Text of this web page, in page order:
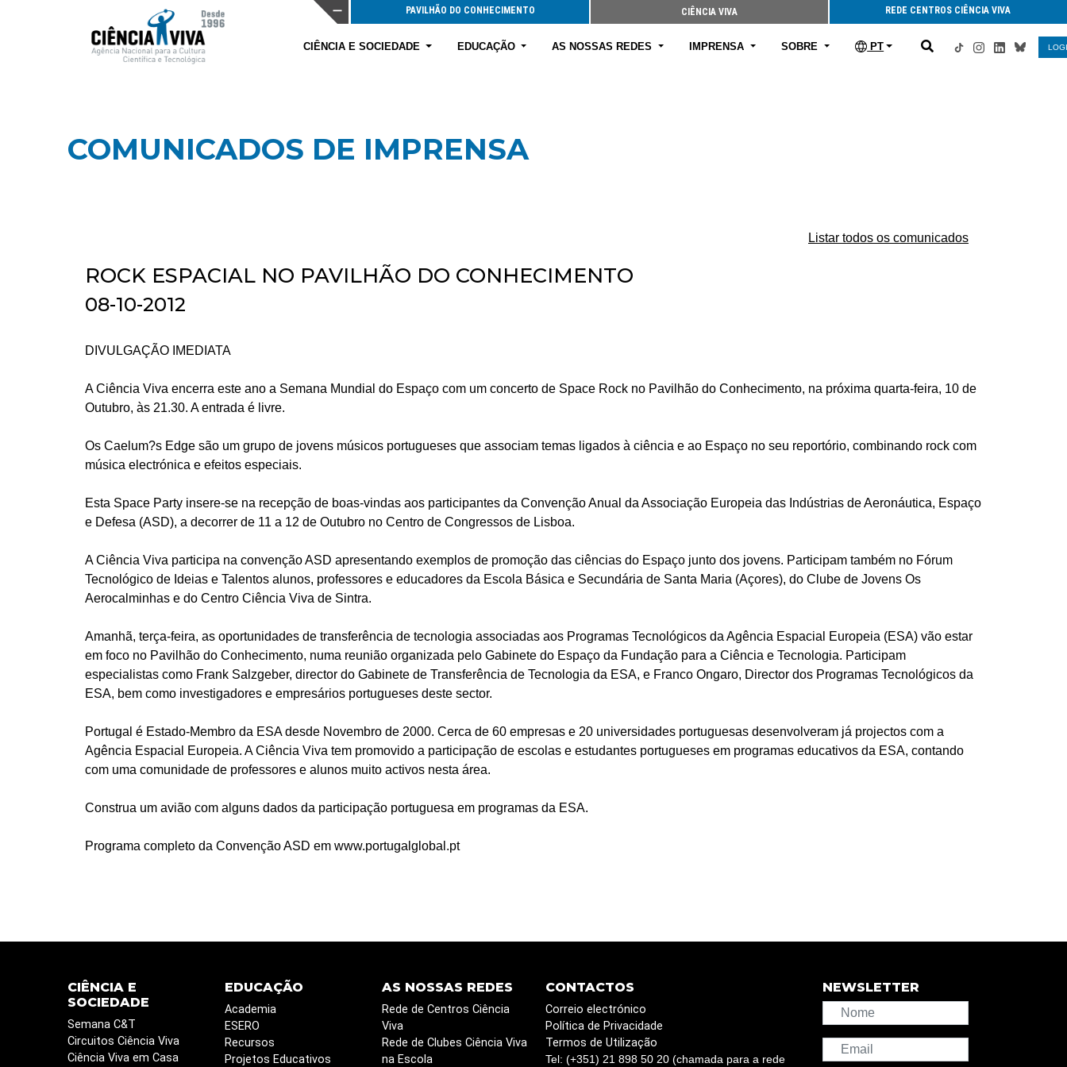
PAVILHÃO DO CONHECIMENTO CIÊNCIA VIVA REDE CENTROS CIÊNCIA VIVA
CIÊNCIA E SOCIEDADE EDUCAÇÃO AS NOSSAS REDES IMPRENSA SOBRE PT
COMUNICADOS DE IMPRENSA
Listar todos os comunicados
ROCK ESPACIAL NO PAVILHÃO DO CONHECIMENTO
08-10-2012
DIVULGAÇÃO IMEDIATA
A Ciência Viva encerra este ano a Semana Mundial do Espaço com um concerto de Space Rock no Pavilhão do Conhecimento, na próxima quarta-feira, 10 de
Outubro, às 21.30. A entrada é livre.
Os Caelum?s Edge são um grupo de jovens músicos portugueses que associam temas ligados à ciência e ao Espaço no seu reportório, combinando rock com
música electrónica e efeitos especiais.
Esta Space Party insere-se na recepção de boas-vindas aos participantes da Convenção Anual da Associação Europeia das Indústrias de Aeronáutica, Espaço
e Defesa (ASD), a decorrer de 11 a 12 de Outubro no Centro de Congressos de Lisboa.
A Ciência Viva participa na convenção ASD apresentando exemplos de promoção das ciências do Espaço junto dos jovens. Participam também no Fórum
Tecnológico de Ideias e Talentos alunos, professores e educadores da Escola Básica e Secundária de Santa Maria (Açores), do Clube de Jovens Os
Aerocalminhas e do Centro Ciência Viva de Sintra.
Amanhã, terça-feira, as oportunidades de transferência de tecnologia associadas aos Programas Tecnológicos da Agência Espacial Europeia (ESA) vão estar
em foco no Pavilhão do Conhecimento, numa reunião organizada pelo Gabinete do Espaço da Fundação para a Ciência e Tecnologia. Participam
especialistas como Frank Salzgeber, director do Gabinete de Transferência de Tecnologia da ESA, e Franco Ongaro, Director dos Programas Tecnológicos da
ESA, bem como investigadores e empresários portugueses deste sector.
Portugal é Estado-Membro da ESA desde Novembro de 2000. Cerca de 60 empresas e 20 universidades portuguesas desenvolveram já projectos com a
Agência Espacial Europeia. A Ciência Viva tem promovido a participação de escolas e estudantes portugueses em programas educativos da ESA, contando
com uma comunidade de professores e alunos muito activos nesta área.
Construa um avião com alguns dados da participação portuguesa em programas da ESA.
Programa completo da Convenção ASD em www.portugalglobal.pt
CIÊNCIA E
SOCIEDADE
Semana C&T
Circuitos Ciência Viva
Ciência Viva em Casa
EDUCAÇÃO
Academia
ESERO
Recursos
Projetos Educativos
AS NOSSAS REDES
Rede de Centros Ciência
Viva
Rede de Clubes Ciência Viva
na Escola
CONTACTOS
Correio electrónico
Política de Privacidade
Termos de Utilização
Tel: (+351) 21 898 50 20 (chamada para a rede
NEWSLETTER